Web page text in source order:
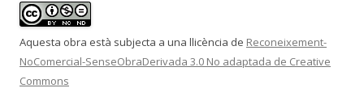
Aquesta obra està subjecta a una llicència de Reconeixement-
NoComercial-SenseObraDerivada 3.0 No adaptada de Creative
Commons